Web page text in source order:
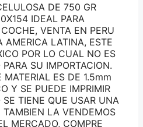
DE 750 GR
IDEAL PARA
VENTA EN PERU
AMERICA LATINA, ESTE
POR LO CUAL NO ES
SU IMPORTACION.
MATERIAL ES DE 1.5mm
Y SE PUEDE IMPRIMIR
SE TIENE QUE USAR UNA
LA VENDEMOS
MERCADO, COMPRE